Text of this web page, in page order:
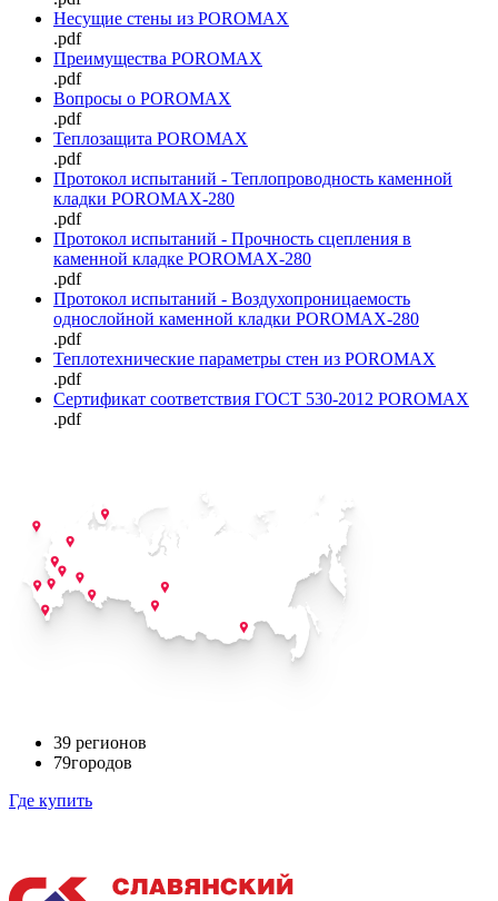
Несущие стены из POROMAX
.pdf
Преимущества POROMAX
.pdf
Вопросы о POROMAX
.pdf
Теплозащита POROMAX
.pdf
Протокол испытаний - Теплопроводность каменной
кладки POROMAX-280
.pdf
Протокол испытаний - Прочность сцепления в
каменной кладке POROMAX-280
.pdf
Протокол испытаний - Воздухопроницаемость
однослойной каменной кладки POROMAX-280
.pdf
Теплотехнические параметры стен из POROMAX
.pdf
Сертификат соответствия ГОСТ 530-2012 POROMAX
.pdf
39 регионов
79городов
Где купить